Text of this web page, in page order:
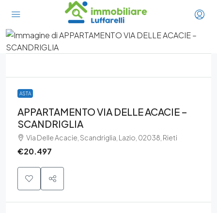
ASTA
APPARTAMENTO VIA DELLE ACACIE –
SCANDRIGLIA
Via Delle Acacie, Scandriglia, Lazio, 02038, Rieti
€20.497